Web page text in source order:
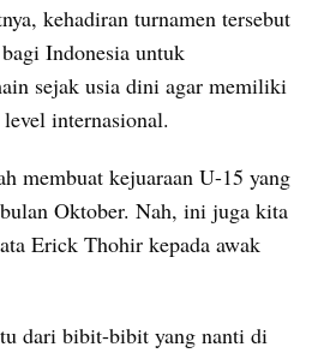
kehadiran turnamen tersebut
Indonesia untuk
sejak usia dini agar memiliki
internasional.
membuat kejuaraan U-15 yang
Oktober. Nah, ini juga kita
Erick Thohir kepada awak
dari bibit-bibit yang nanti di